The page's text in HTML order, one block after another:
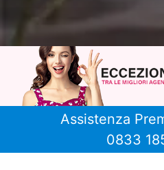
Assistenza
0833